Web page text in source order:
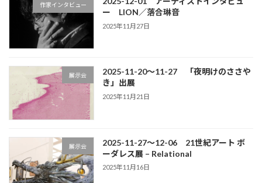
作家インタビュー
ー LION／落合琳音
2025年11月27日
展示会
2025-11-20～11-27 「夜明けのささや
き」出展
2025年11月21日
展示会
2025-11-27～12-06 21世紀アート ボ
ーダレス展 – Relational
2025年11月16日